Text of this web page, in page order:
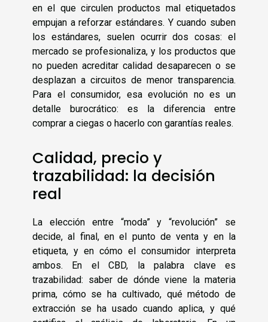
en el que circulen productos mal etiquetados
empujan a reforzar estándares. Y cuando suben
los estándares, suelen ocurrir dos cosas: el
mercado se profesionaliza, y los productos que
no pueden acreditar calidad desaparecen o se
desplazan a circuitos de menor transparencia.
Para el consumidor, esa evolución no es un
detalle burocrático: es la diferencia entre
comprar a ciegas o hacerlo con garantías reales.
Calidad, precio y
trazabilidad: la decisión
real
La elección entre “moda” y “revolución” se
decide, al final, en el punto de venta y en la
etiqueta, y en cómo el consumidor interpreta
ambos. En el CBD, la palabra clave es
trazabilidad: saber de dónde viene la materia
prima, cómo se ha cultivado, qué método de
extracción se ha usado cuando aplica, y qué